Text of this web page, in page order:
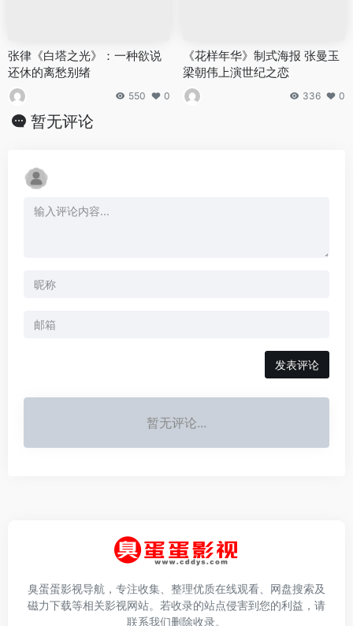
张律《白塔之光》：一种欲说
还休的离愁别绪
550 0
《花样年华》制式海报 张曼玉
梁朝伟上演世纪之恋
336 0
暂无评论
发表评论
暂无评论...
臭蛋蛋影视导航，专注收集、整理优质在线观看、网盘搜索及
磁力下载等相关影视网站。若收录的站点侵害到您的利益，请
联系我们删除收录。